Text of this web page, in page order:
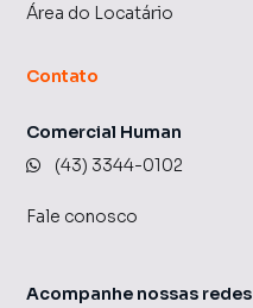
Área do Locatário
Contato
Comercial Human
(43) 3344-0102
Fale conosco
Acompanhe nossas redes